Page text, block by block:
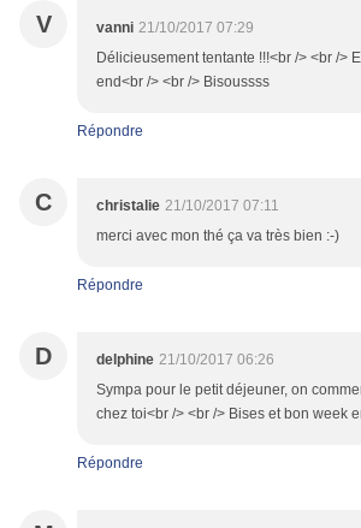
V vanni 21/10/2017 07:29
Délicieusement tentante !!!<br /> <br />
end<br /> <br /> Bisoussss
Répondre
C christalie 21/10/2017 07:11
merci avec mon thé ça va très bien :-)
Répondre
D delphine 21/10/2017 06:26
Sympa pour le petit déjeuner, on
chez toi<br /> <br /> Bises et bon week
Répondre